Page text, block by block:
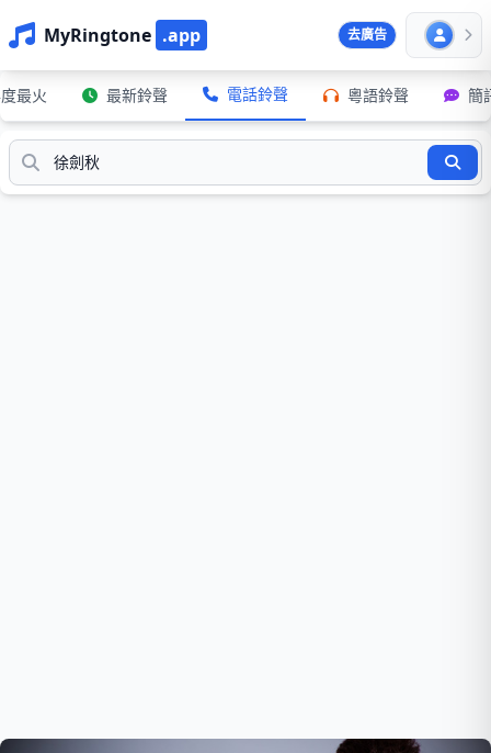
MyRingtone .app 去廣告
最火 最新鈴聲 電話鈴聲 粵語鈴聲 簡